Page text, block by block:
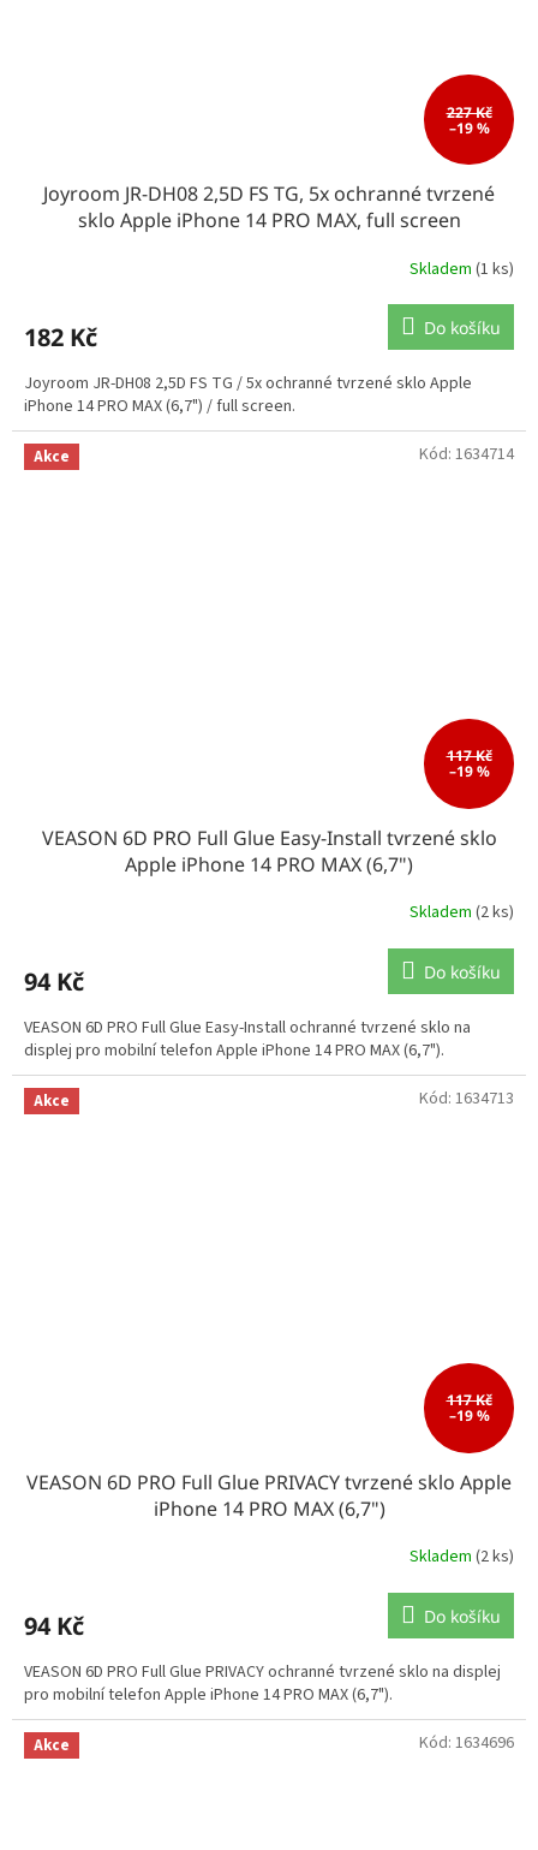
227 Kč
–19 %
Joyroom JR-DH08 2,5D FS TG, 5x ochranné tvrzené
sklo Apple iPhone 14 PRO MAX, full screen
Skladem (1 ks)
182 Kč Do košíku
Joyroom JR-DH08 2,5D FS TG / 5x ochranné tvrzené sklo Apple
iPhone 14 PRO MAX (6,7") / full screen.
Akce
117 Kč
–19 %
VEASON 6D PRO Full Glue Easy-Install tvrzené sklo
Apple iPhone 14 PRO MAX (6,7")
Skladem (2 ks)
94 Kč Do košíku
VEASON 6D PRO Full Glue Easy-Install ochranné tvrzené sklo na
displej pro mobilní telefon Apple iPhone 14 PRO MAX (6,7").
Kód: 1634714
Akce
117 Kč
–19 %
VEASON 6D PRO Full Glue PRIVACY tvrzené sklo Apple
iPhone 14 PRO MAX (6,7")
Skladem (2 ks)
94 Kč Do košíku
VEASON 6D PRO Full Glue PRIVACY ochranné tvrzené sklo na displej
pro mobilní telefon Apple iPhone 14 PRO MAX (6,7").
Kód: 1634713
Akce Kód: 1634696